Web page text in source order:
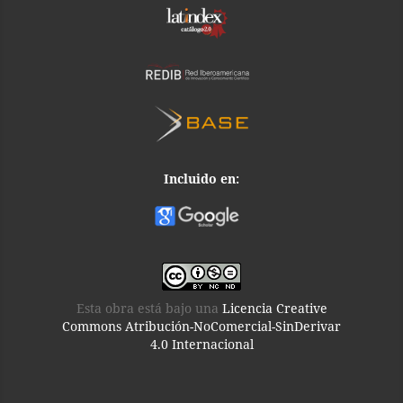
Incluido en:
Esta obra está bajo una Licencia Creative
Commons Atribución-NoComercial-SinDerivar
4.0 Internacional